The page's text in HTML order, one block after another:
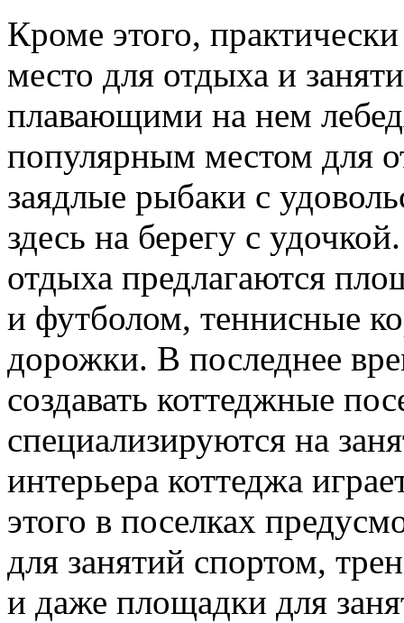
Кроме этого, практически
место для отдыха и
плавающими на нем
популярным местом для
заядлые рыбаки с
здесь на берегу с
отдыха предлагаются
и футболом, теннисные
дорожки. В последнее
создавать коттеджные
специализируются на
интерьера коттеджа
этого в поселках
для занятий спортом,
и даже площадки для